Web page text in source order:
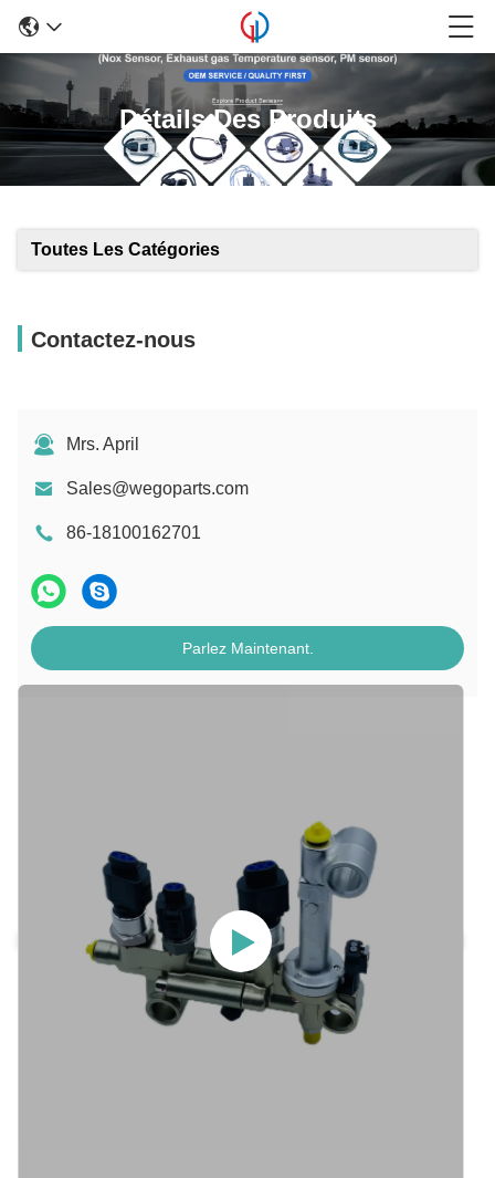
Détails Des Produits
Toutes Les Catégories
Contactez-nous
Mrs. April
Sales@wegoparts.com
86-18100162701
Parlez Maintenant.